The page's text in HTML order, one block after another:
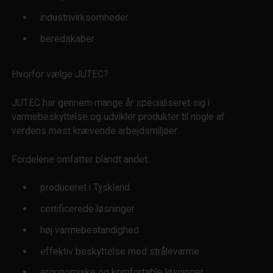
industrivirksomheder
beredskaber
Hvorfor vælge JUTEC?
JUTEC har gennem mange år specialiseret sig i
varmebeskyttelse og udvikler produkter til nogle af
verdens mest krævende arbejdsmiljøer.
Fordelene omfatter blandt andet:
produceret i Tyskland
certificerede løsninger
høj varmebestandighed
effektiv beskyttelse mod strålevarme